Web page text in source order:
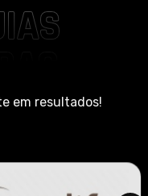
em resultados!